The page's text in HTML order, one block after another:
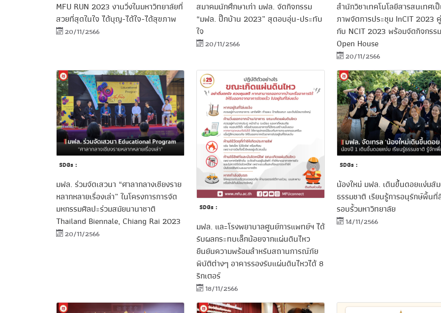
MFU RUN 2023 งานวิ่งในมหาวิทยาลัยที่
สวยที่สุดในใจ ได้บุญ-ได้ใจ-ได้สุขภาพ
20/11/2566
สมาคมนักศึกษาเก่า มฟล. จัดกิจกรรม
“มฟล. ปิ๊กบ้าน 2023” สุดอบอุ่น-ประทับ
ใจ
20/11/2566
สำนักวิชาเทคโนโลยีสารสนเทศเป็
ภาพจัดการประชุม InCIT 2023
กับ NCIT 2023 พร้อมจัดกิจกรร
Open House
20/11/2566
SDGs :
มฟล. ร่วมจัดเสวนา “ศาลากลางเชียงราย
หลากหลายเรื่องเล่า” ในโครงการการจัด
มหกรรมศิลปะร่วมสมัยนานาชาติ
Thailand Biennale, Chiang Rai 2023
20/11/2566
SDGs :
มฟล. และโรงพยาบาลศูนย์การแพทย์ฯ ได้
รับผลกระทบเล็กน้อยจากแผ่นดินไหว
ยืนยันความพร้อมสำหรับสถานการณ์ภัย
พิบัติต่างๆ อาคารรองรับแผ่นดินไหวได้ 8
ริกเตอร์
18/11/2566
SDGs :
น้องใหม่ มฟล. เดินขึ้นดอยแง่มสั
ธรรมชาติ เรียนรู้การอนุรักษ์พื้นที่
รอบรั้วมหาวิทยาลัย
14/11/2566